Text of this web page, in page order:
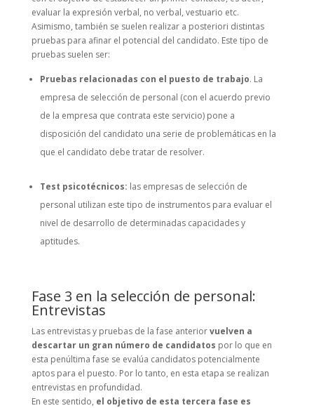
evaluar la expresión verbal, no verbal, vestuario etc.
Asimismo, también se suelen realizar a posteriori distintas
pruebas para afinar el potencial del candidato. Este tipo de
pruebas suelen ser:
Pruebas relacionadas con el puesto de trabajo. La
empresa de selección de personal (con el acuerdo previo
de la empresa que contrata este servicio) pone a
disposición del candidato una serie de problemáticas en la
que el candidato debe tratar de resolver.
Test psicotécnicos: las empresas de selección de
personal utilizan este tipo de instrumentos para evaluar el
nivel de desarrollo de determinadas capacidades y
aptitudes.
Fase 3 en la selección de personal:
Entrevistas
Las entrevistas y pruebas de la fase anteriorvuelven a
descartar un gran número de candidatos por lo que en
esta penúltima fase se evalúa candidatos potencialmente
aptos para el puesto. Por lo tanto, en esta etapa se realizan
entrevistas en profundidad.
En este sentido, el objetivo de esta tercera fase es